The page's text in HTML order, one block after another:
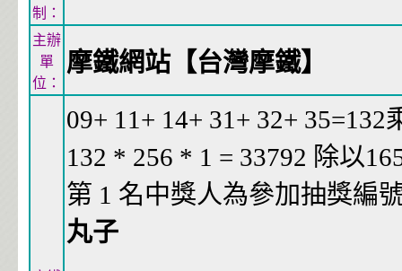
制：
主辦
單
位：
摩鐵網站【台灣摩鐵】
09+ 11+ 14+ 31+ 32+ 35=132
132 * 256 * 1 = 33792 除以
第 1 名中獎人為參加抽獎編
丸子